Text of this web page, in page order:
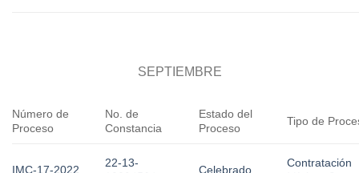
SEPTIEMBRE
Número de
Proceso
No. de
Constancia
Estado del
Proceso
Tipo de
IMC-17-2022
22-13-
Celebrado
Contratación